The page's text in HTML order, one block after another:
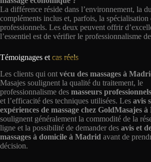
La différence réside dans l’environnement, la
compléments inclus et, parfois, la spécialisation
professionnels. Les deux peuvent offrir
l’essentiel est de vérifier le professionnalisme
Témoignages et cas réels
Les clients qui ont vécu des massages à
Masajes soulignent la qualité du traitement, le
professionnalisme des masseurs
et l’efficacité des techniques utilisées. Les avis
expériences de massage chez GoldMasajes
soulignent généralement la commodité de la
ligne et la possibilité de demander des avis et
massages à domicile à Madrid avant de
décision.